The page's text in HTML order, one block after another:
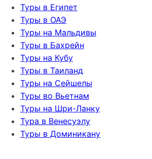
Туры в Египет
Туры в ОАЭ
Туры на Мальдивы
Туры в Бахрейн
Туры на Кубу
Туры в Таиланд
Туры на Сейшелы
Туры во Вьетнам
Туры на Шри-Ланку
Тура в Венесуэлу
Туры в Доминикану